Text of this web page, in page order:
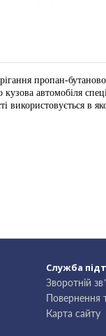
пропан-
автомобіля
в
Служба
Зворотній
Повернення
Карта сайту